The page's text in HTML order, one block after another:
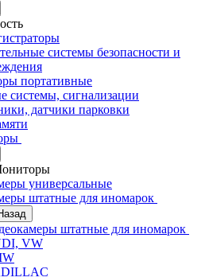
системы безопасности и
портативные
системы, сигнализации
датчики парковки
универсальные
штатные для иномарок
штатные для иномарок
VW